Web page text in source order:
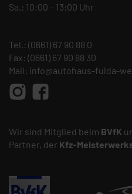
Sa.: 10:00 – 13:00 Uhr
Tel.: (0661) 67 90 88 0
Fax: (0661) 67 90 88 30
Mail: info@autohaus-fulda-
Wir sind Mitglied beim BVfK
Partner, der Kfz-